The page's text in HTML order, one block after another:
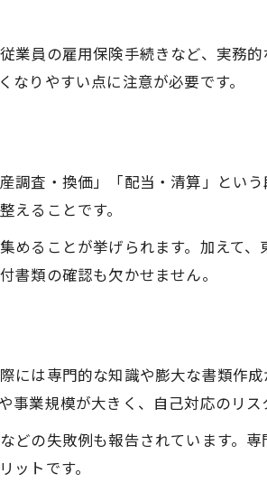
実例解説
は
保術
点
ポイント
産実務
避策とは
業員の雇用保険手続きなど、実務
りやすい点に注意が必要です。
調査・換価」「配当・清算」とい
ることです。
ることが挙げられます。加えて
類の確認も欠かせません。
には専門的な知識や膨大な書類作
業規模が大きく、自己対応のリス
どの失敗例も報告されています。専
トです。